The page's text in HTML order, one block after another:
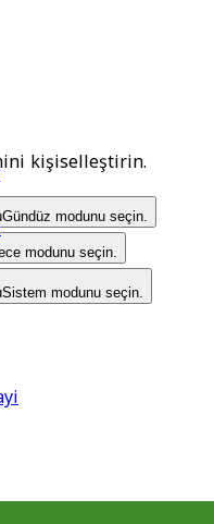
kişiselleştirin.
Gündüz modunu seçin.
modunu seçin.
Sistem modunu seçin.